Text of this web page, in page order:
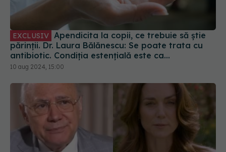
EXCLUSIV
părinții. Dr. Laura Bălănescu: Se poate trata cu
antibiotic. Condiția estențială este ca
diagnosticul să fie pus în timp util
10 aug 2024, 15:00